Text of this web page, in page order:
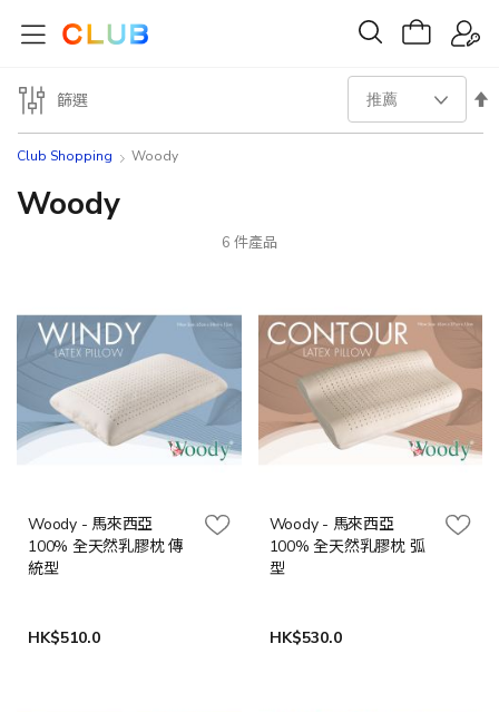
Club Shopping Woody
Woody
6 件產品
設
向
Woody - 馬來西亞
100% 全天然乳膠枕 傳
統型
HK$510.0
Woody - 馬來西亞
100% 全天然乳膠枕 弧
型
HK$530.0
篩選